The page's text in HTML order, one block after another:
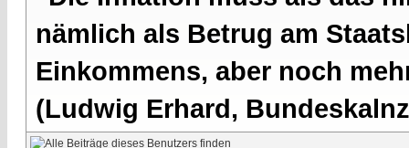
nämlich als Betrug am
Einkommens, aber noch
(Ludwig Erhard,